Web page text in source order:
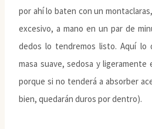
por ahí lo baten con un
excesivo, a mano en un par de
dedos lo tendremos listo. Aquí lo
masa suave, sedosa y ligeramente
porque si no tenderá a absorber
bien, quedarán duros por dentro).